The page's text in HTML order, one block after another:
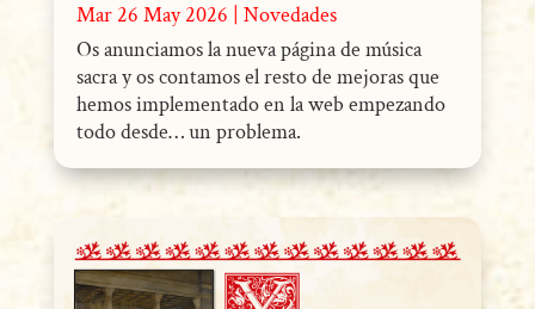
Mar 26 May 2026
Novedades
Os anunciamos la nueva página de música
sacra y os contamos el resto de mejoras que
hemos implementado en la web empezando
todo desde… un problema.